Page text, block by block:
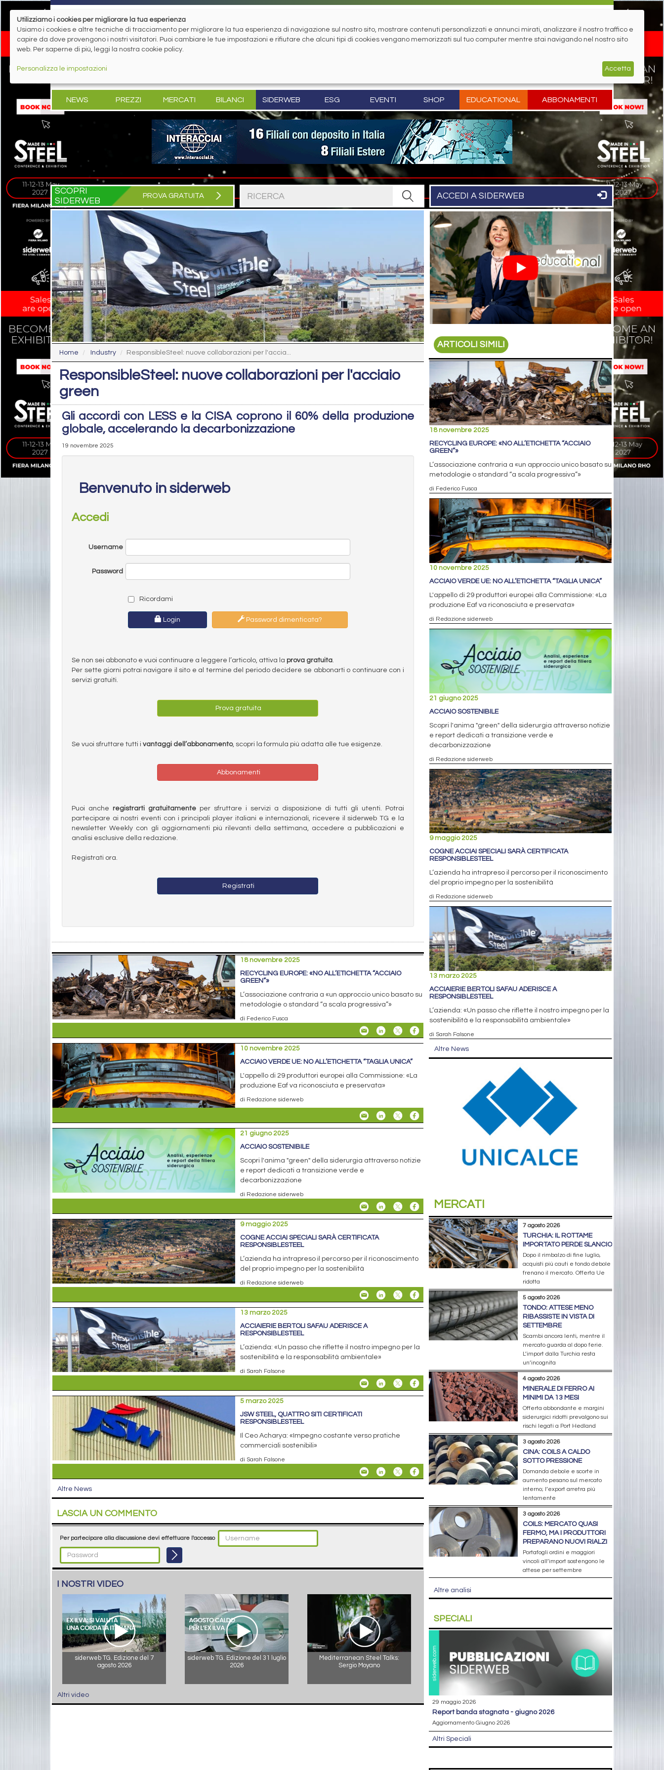
NEWS PREZZI MERCATI BILANCI SIDERWEB ESG EVENTI SHOP EDUCATIONAL ABBONAMENTI
SCOPRI
SIDERWEB
PROVA GRATUITA ACCEDI A SIDERWEB
Home Industry ResponsibleSteel: nuove collaborazioni per l'accia...
ResponsibleSteel: nuove collaborazioni per l'acciaio
green
Gli accordi con LESS e la CISA coprono il 60% della produzione
globale, accelerando la decarbonizzazione
19 novembre 2025
Benvenuto in siderweb
Accedi
Username
Password
Ricordami
Login Password dimenticata?
Se non sei abbonato e vuoi continuare a leggere l’articolo, attiva la prova gratuita.
Per sette giorni potrai navigare il sito e al termine del periodo decidere se abbonarti o continuare con i
servizi gratuiti.
Prova gratuita
Se vuoi sfruttare tutti i vantaggi dell’abbonamento, scopri la formula più adatta alle tue esigenze.
Abbonamenti
Puoi anche registrarti gratuitamenteper sfruttare i servizi a disposizione di tutti gli utenti. Potrai
partecipare ai nostri eventi con i principali player italiani e internazionali, ricevere il siderweb TG e la
newsletter Weekly con gli aggiornamenti più rilevanti della settimana, accedere a pubblicazioni e
analisi esclusive della redazione.
Registrati ora.
Registrati
18 novembre 2025
RECYCLING EUROPE: «NO ALL’ETICHETTA “ACCIAIO
GREEN”»
L’associazione contraria a «un approccio unico basato su
metodologie o standard “a scala progressiva”»
di Federico Fusca
10 novembre 2025
ACCIAIO VERDE UE: NO ALL’ETICHETTA “TAGLIA UNICA”
L'appello di 29 produttori europei alla Commissione: «La
produzione Eaf va riconosciuta e preservata»
di Redazione siderweb
21 giugno 2025
ACCIAIO SOSTENIBILE
Scopri l'anima "green" della siderurgia attraverso notizie
e report dedicati a transizione verde e
decarbonizzazione
di Redazione siderweb
9 maggio 2025
COGNE ACCIAI SPECIALI SARÀ CERTIFICATA
RESPONSIBLESTEEL
L’azienda ha intrapreso il percorso per il riconoscimento
del proprio impegno per la sostenibilità
di Redazione siderweb
13 marzo 2025
ACCIAIERIE BERTOLI SAFAU ADERISCE A
RESPONSIBLESTEEL
L’azienda: «Un passo che riflette il nostro impegno per la
sostenibilità e la responsabilità ambientale»
di Sarah Falsone
5 marzo 2025
JSW STEEL, QUATTRO SITI CERTIFICATI
RESPONSIBLESTEEL
Il Ceo Acharya: «Impegno costante verso pratiche
commerciali sostenibili»
di Sarah Falsone
Altre News
LASCIA UN COMMENTO
Per partecipare alla discussione devi effettuare l'accesso
I NOSTRI VIDEO
siderweb TG. Edizione del 7
agosto 2026
siderweb TG. Edizione del 31 luglio
2026
Mediterranean Steel Talks:
Sergio Moyano
Altri video
ARTICOLI SIMILI
18 novembre 2025
RECYCLING EUROPE: «NO ALL’ETICHETTA “ACCIAIO
GREEN”»
L’associazione contraria a «un approccio unico basato su
metodologie o standard “a scala progressiva”»
di Federico Fusca
10 novembre 2025
ACCIAIO VERDE UE: NO ALL’ETICHETTA “TAGLIA UNICA”
L'appello di 29 produttori europei alla Commissione: «La
produzione Eaf va riconosciuta e preservata»
di Redazione siderweb
21 giugno 2025
ACCIAIO SOSTENIBILE
Scopri l'anima "green" della siderurgia attraverso notizie
e report dedicati a transizione verde e
decarbonizzazione
di Redazione siderweb
9 maggio 2025
COGNE ACCIAI SPECIALI SARÀ CERTIFICATA
RESPONSIBLESTEEL
L’azienda ha intrapreso il percorso per il riconoscimento
del proprio impegno per la sostenibilità
di Redazione siderweb
13 marzo 2025
ACCIAIERIE BERTOLI SAFAU ADERISCE A
RESPONSIBLESTEEL
L’azienda: «Un passo che riflette il nostro impegno per la
sostenibilità e la responsabilità ambientale»
di Sarah Falsone
Altre News
MERCATI
7 agosto 2026
TURCHIA: IL ROTTAME
IMPORTATO PERDE SLANCIO
Dopo il rimbalzo di fine luglio,
acquisti più cauti e tondo debole
frenano il mercato. Offerta Ue
ridotta
5 agosto 2026
TONDO: ATTESE MENO
RIBASSISTE IN VISTA DI
SETTEMBRE
Scambi ancora lenti, mentre il
mercato guarda al dopo ferie.
L’import dalla Turchia resta
un’incognita
4 agosto 2026
MINERALE DI FERRO AI
MINIMI DA 13 MESI
Offerta abbondante e margini
siderurgici ridotti prevalgono sui
rischi legati a Port Hedland
3 agosto 2026
CINA: COILS A CALDO
SOTTO PRESSIONE
Domanda debole e scorte in
aumento pesano sul mercato
interno; l’export arretra più
lentamente
3 agosto 2026
COILS: MERCATO QUASI
FERMO, MA I PRODUTTORI
PREPARANO NUOVI RIALZI
Portafogli ordini e maggiori
vincoli all’import sostengono le
attese per settembre
Altre analisi
SPECIALI
29 maggio 2026
report banda stagnata - giugno 2026
Aggiornamento Giugno 2026
Altri Speciali
Utilizziamo i cookies per migliorare la tua esperienza
Usiamo i cookies e altre tecniche di tracciamento per migliorare la tua esperienza di navigazione sul nostro sito, mostrare contenuti personalizzati e annunci mirati, analizzare il nostro traffico e
capire da dove provengono i nostri visitatori. Puoi cambiare le tue impostazioni e rifiutare che alcuni tipi di cookies vengano memorizzati sul tuo computer mentre stai navigando nel nostro sito
web. Per saperne di più, leggi la nostra cookie policy.
Personalizza le impostazioni Accetta